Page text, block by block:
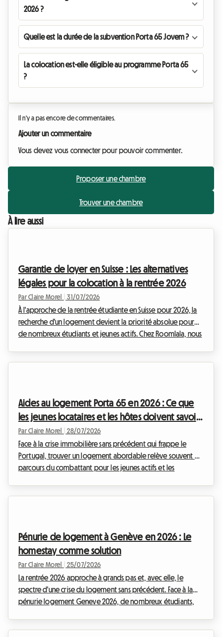
2026 ?
Quelle est la durée de la subvention Porta 65 Jovem ?
La colocation est-elle éligible au programme Porta 65
?
Il n'y a pas encore de commentaires.
Ajouter un commentaire
Vous devez vous connecter pour pouvoir commenter.
Proposer une chambre
Trouver une chambre
À lire aussi
Garantie de loyer en Suisse : Les alternatives
légales pour la colocation à la rentrée 2026
Par Claire Morel 31/07/2026
À l'approche de la rentrée étudiante en Suisse pour 2026, la
recherche d'un logement devient la priorité absolue pour
de nombreux étudiants et jeunes actifs. Chez Roomlala, nous
l'équivalent de trois mois ...
Aides au logement Porta 65 en 2026 : Ce que
les jeunes locataires et les hôtes doivent savoir
au Portugal
Par Claire Morel 28/07/2026
Face à la crise immobilière sans précédent qui frappe le
Portugal, trouver un logement abordable relève souvent du
parcours du combattant pour les jeunes actifs et les
dispositif phare d'aide financière : le Porta 65 Jovem 20...
Pénurie de logement à Genève en 2026 : Le
homestay comme solution
Par Claire Morel 25/07/2026
La rentrée 2026 approche à grands pas et, avec elle, le
spectre d'une crise du logement sans précédent. Face à la
pénurie logement Geneve 2026, de nombreux étudiants,